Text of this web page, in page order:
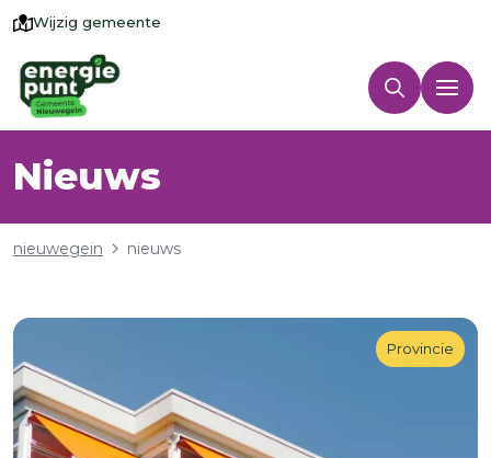
Wijzig gemeente
Nieuws
Kruimelpad
nieuwegein nieuws
Provincie
Provincie